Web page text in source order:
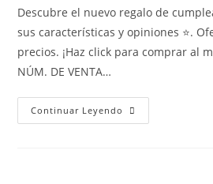
Descubre el nuevo regalo de
sus características y opiniones ⭐.
precios. ¡Haz click para comprar al
NÚM. DE VENTA…
Continuar Leyendo